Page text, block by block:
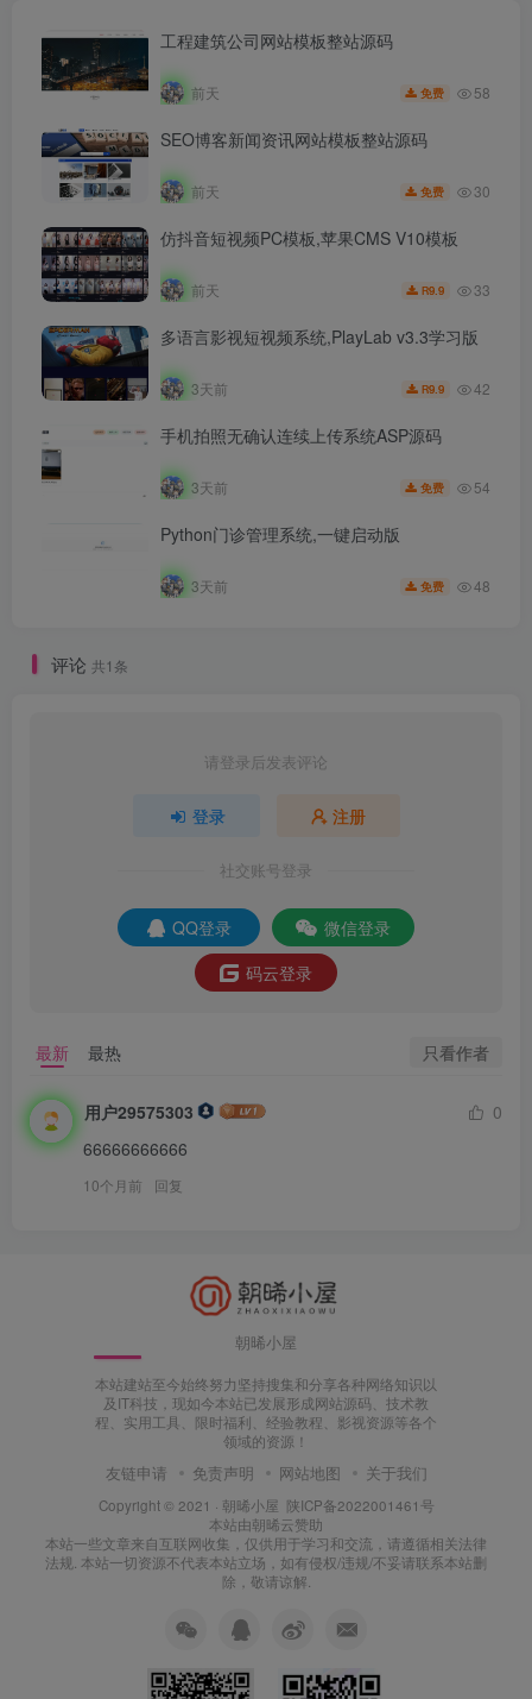
工程建筑公司网站模板整站源码
前天 免费 58
SEO博客新闻资讯网站模板整站源码
前天 免费 30
仿抖音短视频PC模板,苹果CMS V10模板
前天 R9.9 33
多语言影视短视频系统,PlayLab v3.3学习版
3天前 R9.9 42
手机拍照无确认连续上传系统ASP源码
3天前 免费 54
Python门诊管理系统,一键启动版
3天前 免费 48
评论 共1条
请登录后发表评论
登录 注册
社交账号登录
QQ登录
微信登录
码云登录
最新 最热 只看作者
用户29575303
0
66666666666
10个月前 回复
朝晞小屋
本站建站至今始终努力坚持搜集和分享各种网络知识以
及IT科技，现如今本站已发展形成网站源码、技术教
程、实用工具、限时福利、经验教程、影视资源等各个
领域的资源！
友链申请 免责声明 网站地图 关于我们
Copyright © 2021 · 朝晞小屋 陕ICP备2022001461号
本站由朝晞云赞助
本站一些文章来自互联网收集，仅供用于学习和交流，请遵循相关法律
法规. 本站一切资源不代表本站立场，如有侵权/违规/不妥请联系本站删
除，敬请谅解.